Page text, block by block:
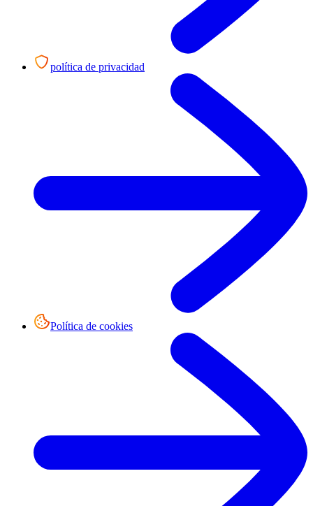
política de privacidad
Política de cookies